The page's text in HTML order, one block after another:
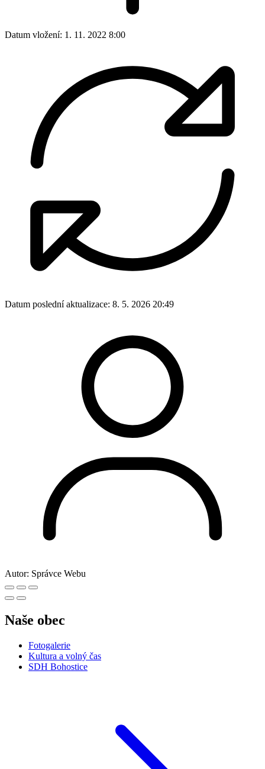
Datum vložení: 1. 11. 2022 8:00
Datum poslední aktualizace: 8. 5. 2026 20:49
Autor: Správce Webu
Naše obec
Fotogalerie
Kultura a volný čas
SDH Bohostice